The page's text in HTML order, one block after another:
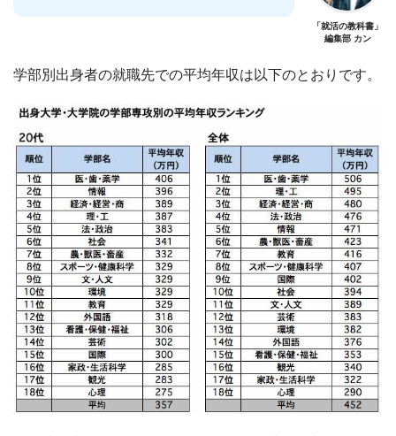
「就活の教科書」
編集部 カン
学部別出身者の就職先での平均年収は以下のとおりです。